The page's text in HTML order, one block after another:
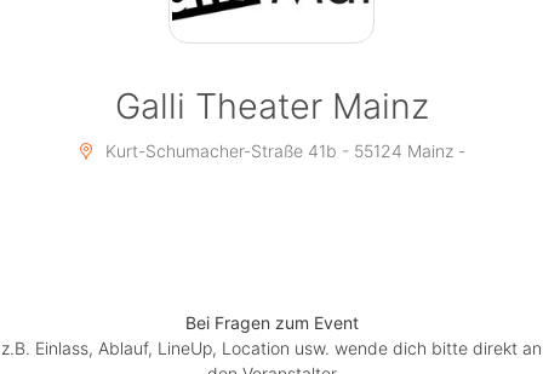
Galli Theater Mainz
Kurt-Schumacher-Straße 41b - 55124 Mainz -
Bei Fragen zum Event
z.B. Einlass, Ablauf, LineUp, Location usw. wende dich bitte direkt an